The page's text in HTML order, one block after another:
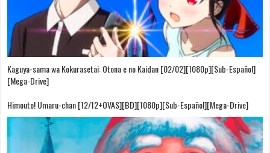
Kaguya-sama wa Kokurasetai: Otona e no Kaidan [02/02][1080p][Sub-Español]
[Mega-Drive]
Himouto! Umaru-chan [12/12+OVAS][BD][1080p][Sub-Español][Mega-Drive]